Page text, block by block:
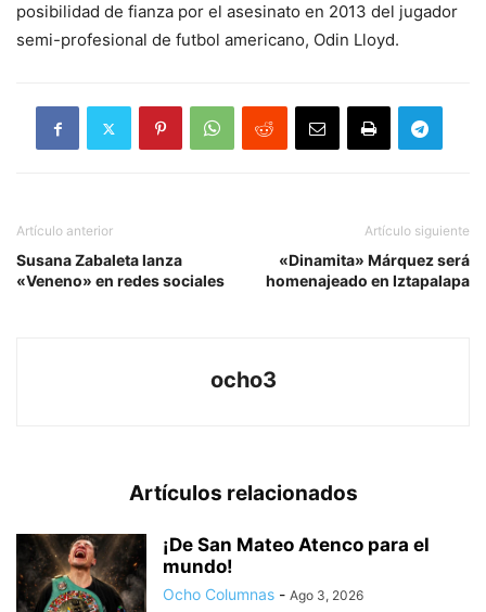
posibilidad de fianza por el asesinato en 2013 del jugador
semi-profesional de futbol americano, Odin Lloyd.
Artículo anterior
Susana Zabaleta lanza
«Veneno» en redes sociales
Artículo siguiente
«Dinamita» Márquez será
homenajeado en Iztapalapa
ocho3
Artículos relacionados
¡De San Mateo Atenco para el
mundo!
Ocho Columnas - Ago 3, 2026